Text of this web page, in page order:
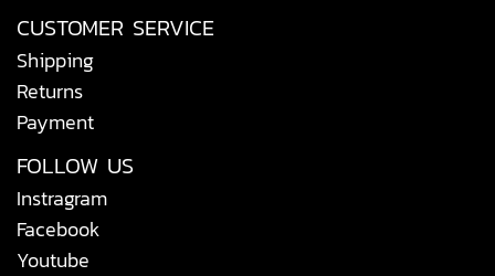
CUSTOMER SERVICE
Shipping
Returns
Payment
FOLLOW US
Instragram
Facebook
Youtube